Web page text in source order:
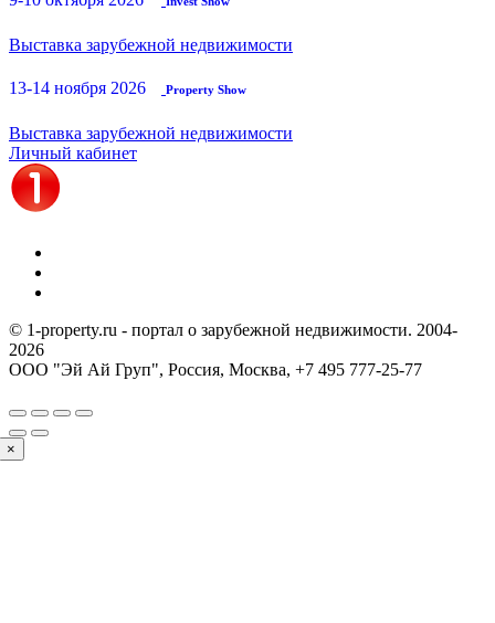
Выставка зарубежной недвижимости
13-14 ноября 2026 Property Show
Выставка зарубежной недвижимости
Личный кабинет
© 1-property.ru - портал о зарубежной недвижимости. 2004-
2026
ООО "Эй Ай Груп", Россия, Москва, +7 495 777-25-77
×